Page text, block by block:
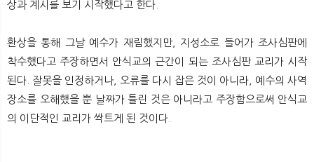
상과 계시를 보기 시작했다고 한다.
환상을 통해 그날 예수가 재림했지만, 지성소로 들어가 조사심판에
착수했다고 주장하면서 안식교의 근간이 되는 조사심판 교리가 시작
된다. 잘못을 인정하거나, 오류를 다시 잡은 것이 아니라, 예수의 사역
장소를 오해했을 뿐 날짜가 틀린 것은 아니라고 주장함으로써 안식교
의 이단적인 교리가 싹트게 된 것이다.